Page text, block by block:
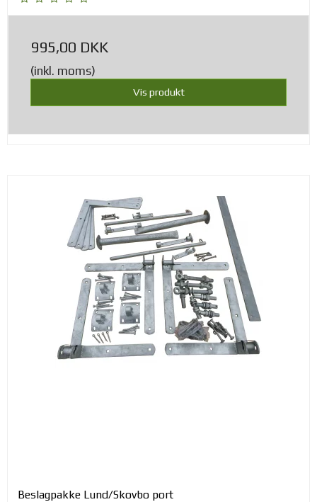
995,00 DKK
(inkl. moms)
Vis produkt
Beslagpakke Lund/Skovbo port